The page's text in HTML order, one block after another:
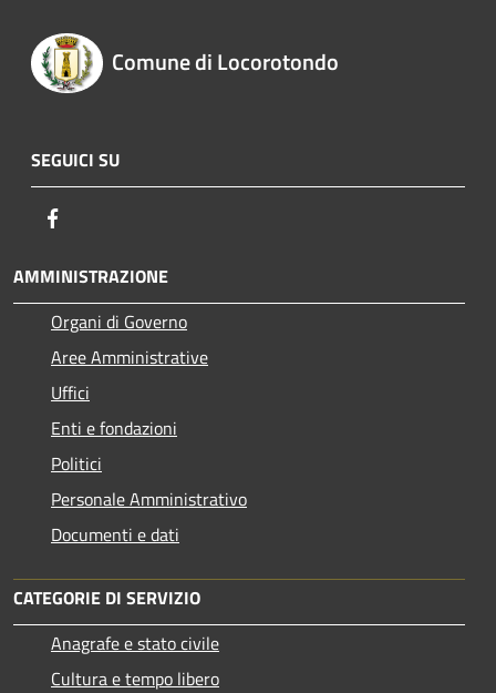
Comune di Locorotondo
SEGUICI SU
AMMINISTRAZIONE
Organi di Governo
Aree Amministrative
Uffici
Enti e fondazioni
Politici
Personale Amministrativo
Documenti e dati
CATEGORIE DI SERVIZIO
Anagrafe e stato civile
Cultura e tempo libero